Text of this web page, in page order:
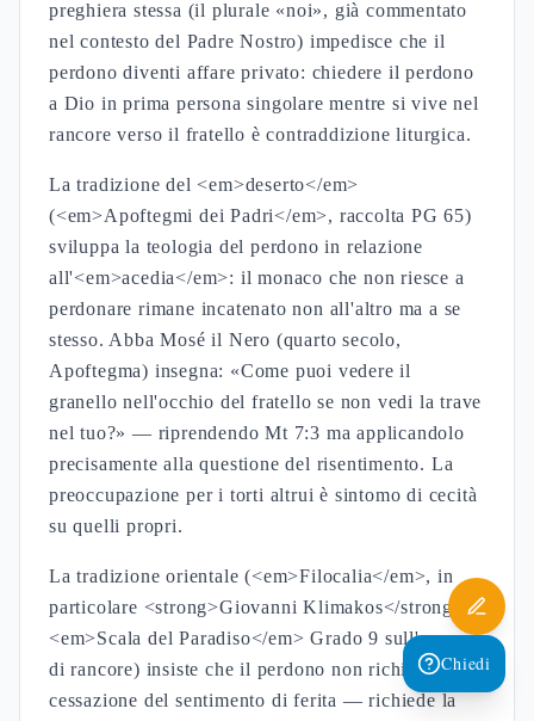
preghiera stessa (il plurale «noi», già commentato
nel contesto del Padre Nostro) impedisce che il
perdono diventi affare privato: chiedere il perdono
a Dio in prima persona singolare mentre si vive nel
rancore verso il fratello è contraddizione liturgica.
La tradizione del <em>deserto</em>
(<em>Apoftegmi dei Padri</em>, raccolta PG 65)
sviluppa la teologia del perdono in relazione
all'<em>acedia</em>: il monaco che non riesce a
perdonare rimane incatenato non all'altro ma a se
stesso. Abba Mosé il Nero (quarto secolo,
Apoftegma) insegna: «Come puoi vedere il
granello nell'occhio del fratello se non vedi la trave
nel tuo?» — riprendendo Mt 7:3 ma applicandolo
precisamente alla questione del risentimento. La
preoccupazione per i torti altrui è sintomo di cecità
su quelli propri.
La tradizione orientale (<em>Filocalia</em>, in
particolare <strong>Giovanni Klimakos</strong>,
<em>Scala del Paradiso</em> Grado 9 sull'assenza
di rancore) insiste che il perdono non richiede la
cessazione del sentimento di ferita — richiede la
Chiedi